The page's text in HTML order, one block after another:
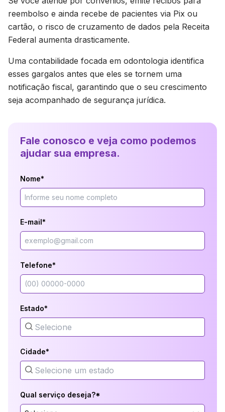
reembolso e ainda recebe de pacientes via Pix ou
cartão, o risco de cruzamento de dados pela Receita
Federal aumenta drasticamente.
Uma contabilidade focada em odontologia identifica
esses gargalos antes que eles se tornem uma
notificação fiscal, garantindo que o seu crescimento
seja acompanhado de segurança jurídica.
Fale conosco e veja como podemos
ajudar sua empresa.
Nome*
E-mail*
Telefone*
Estado*
Cidade*
Qual serviço deseja?*